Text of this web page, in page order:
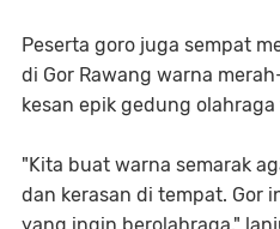
Peserta goro juga sempat
di Gor Rawang warna
kesan epik gedung
"Kita buat warna semarak
dan kerasan di tempat. Gor